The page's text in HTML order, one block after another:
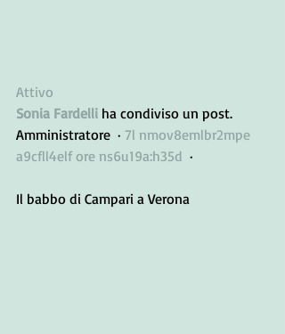
Attivo
Sonia Fardelli ha condiviso un post.
Amministratore  · 7l nmov8emlbr2mpe
a9cfll4elf ore ns6u19a:h35d
  ·
Il babbo di Campari a Verona